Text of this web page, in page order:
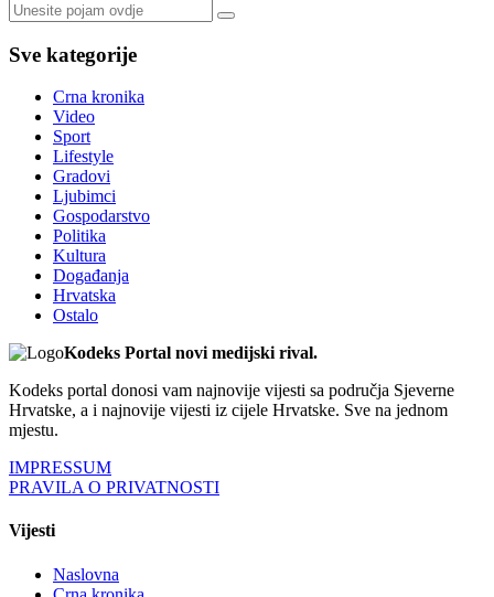
Sve kategorije
Crna kronika
Video
Sport
Lifestyle
Gradovi
Ljubimci
Gospodarstvo
Politika
Kultura
Događanja
Hrvatska
Ostalo
Kodeks Portal novi medijski rival.
Kodeks portal donosi vam najnovije vijesti sa područja Sjeverne
Hrvatske, a i najnovije vijesti iz cijele Hrvatske. Sve na jednom
mjestu.
IMPRESSUM
PRAVILA O PRIVATNOSTI
Vijesti
Naslovna